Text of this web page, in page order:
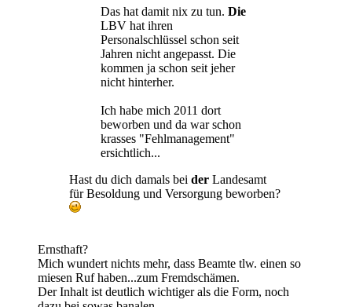
Das hat damit nix zu tun. Die
LBV hat ihren
Personalschlüssel schon seit
Jahren nicht angepasst. Die
kommen ja schon seit jeher
nicht hinterher.
Ich habe mich 2011 dort
beworben und da war schon
krasses "Fehlmanagement"
ersichtlich...
Hast du dich damals bei der Landesamt
für Besoldung und Versorgung beworben?
Ernsthaft?
Mich wundert nichts mehr, dass Beamte tlw. einen so
miesen Ruf haben...zum Fremdschämen.
Der Inhalt ist deutlich wichtiger als die Form, noch